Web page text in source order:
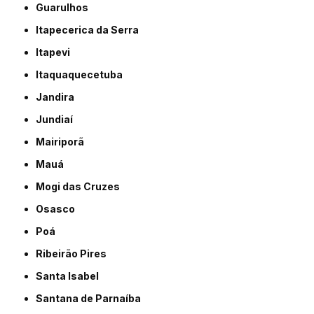
Guarulhos
Itapecerica da Serra
Itapevi
Itaquaquecetuba
Jandira
Jundiaí
Mairiporã
Mauá
Mogi das Cruzes
Osasco
Poá
Ribeirão Pires
Santa Isabel
Santana de Parnaíba